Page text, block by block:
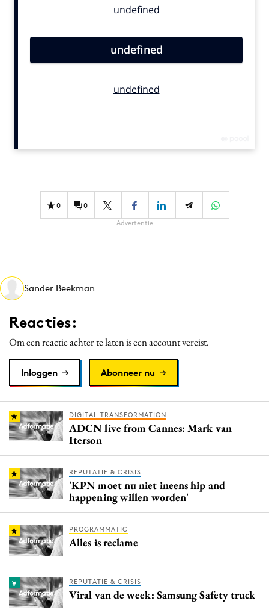
Contentmarketing
Effectiviteit
Gedragsverandering
Martech
Media
Merkstrategie
PR
Programmatic
Reputatie & crisis
0 0
Advertentie
Sander Beekman
Reacties:
Om een reactie achter te laten is een account vereist.
Inloggen Abonneer nu
DIGITAL TRANSFORMATION
ADCN live from Cannes: Mark van
Iterson
REPUTATIE & CRISIS
'KPN moet nu niet ineens hip and
happening willen worden'
PROGRAMMATIC
Alles is reclame
REPUTATIE & CRISIS
Viral van de week: Samsung Safety truck